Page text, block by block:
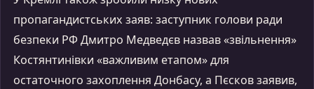
пропагандистських заяв: заступник голови ради
безпеки РФ Дмитро Медведєв назвав «звільнення»
Костянтинівки «важливим етапом» для
остаточного захоплення Донбасу, а Пєсков заявив,